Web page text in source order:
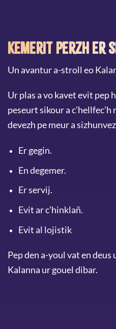
Kemerit perzh er
Un avantur a-stroll eo
Ur plas a vo kavet evit pep
peseurt sikour a c’hellfec’h
devezh pe meur a
Er gegin.
En degemer.
Er servij.
Evit ar c’hinklañ.
Evit al lojistik
Pep den a-youl vat en deus
Kalanna ur gouel dibar.